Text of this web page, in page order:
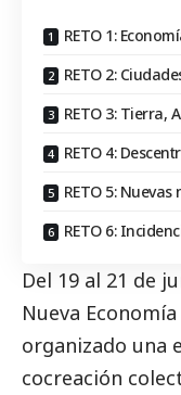
RETO 1:
RETO 2:
RETO 3: Tierra,
RETO 4:
RETO 5:
RETO 6:
Del 19 al 21 de
Nueva
organizado una
cocreación